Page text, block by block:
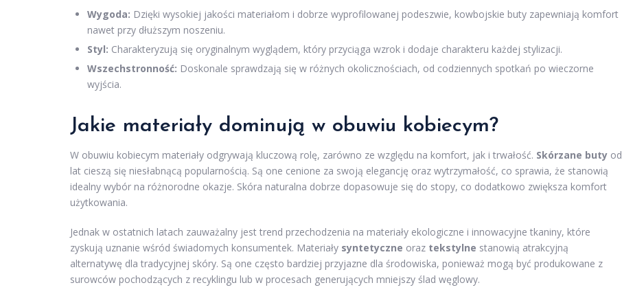
Wygoda: Dzięki wysokiej jakości materiałom i dobrze wyprofilowanej podeszwie, kowbojskie buty zapewniają komfort
nawet przy dłuższym noszeniu.
Styl: Charakteryzują się oryginalnym wyglądem, który przyciąga wzrok i dodaje charakteru każdej stylizacji.
Wszechstronność: Doskonale sprawdzają się w różnych okolicznościach, od codziennych spotkań po wieczorne
wyjścia.
Jakie materiały dominują w obuwiu kobiecym?
W obuwiu kobiecym materiały odgrywają kluczową rolę, zarówno ze względu na komfort, jak i trwałość. Skórzane buty od
lat cieszą się niesłabnącą popularnością. Są one cenione za swoją elegancję oraz wytrzymałość, co sprawia, że stanowią
idealny wybór na różnorodne okazje. Skóra naturalna dobrze dopasowuje się do stopy, co dodatkowo zwiększa komfort
użytkowania.
Jednak w ostatnich latach zauważalny jest trend przechodzenia na materiały ekologiczne i innowacyjne tkaniny, które
zyskują uznanie wśród świadomych konsumentek. Materiały syntetyczne oraz tekstylne stanowią atrakcyjną
alternatywę dla tradycyjnej skóry. Są one często bardziej przyjazne dla środowiska, ponieważ mogą być produkowane z
surowców pochodzących z recyklingu lub w procesach generujących mniejszy ślad węglowy.